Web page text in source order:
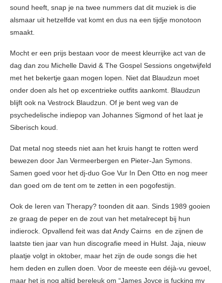
sound heeft, snap je na twee nummers dat dit muziek is die
alsmaar uit hetzelfde vat komt en dus na een tijdje monotoon
smaakt.
Mocht er een prijs bestaan voor de meest kleurrijke act van de
dag dan zou Michelle David & The Gospel Sessions ongetwijfeld
met het bekertje gaan mogen lopen. Niet dat Blaudzun moet
onder doen als het op excentrieke outfits aankomt. Blaudzun
blijft ook na Vestrock Blaudzun. Of je bent weg van de
psychedelische indiepop van Johannes Sigmond of het laat je
Siberisch koud.
Dat metal nog steeds niet aan het kruis hangt te rotten werd
bewezen door Jan Vermeerbergen en Pieter-Jan Symons.
Samen goed voor het dj-duo Goe Vur In Den Otto en nog meer
dan goed om de tent om te zetten in een pogofestijn.
Ook de Ieren van Therapy? toonden dit aan. Sinds 1989 gooien
ze graag de peper en de zout van het metalrecept bij hun
indierock. Opvallend feit was dat Andy Cairns en de zijnen de
laatste tien jaar van hun discografie meed in Hulst. Jaja, nieuw
plaatje volgt in oktober, maar het zijn de oude songs die het
hem deden en zullen doen. Voor de meeste een déjà-vu gevoel,
maar het is nog altijd bereleuk om “James Joyce is fucking my